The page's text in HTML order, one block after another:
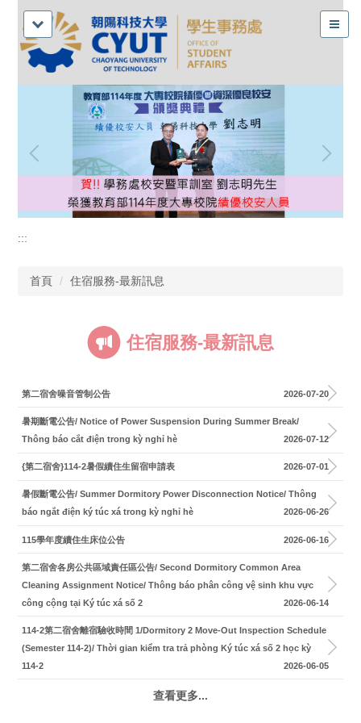
:::
首頁 住宿服務-最新訊息
住宿服務-最新訊息
第二宿舍噪音管制公告 2026-07-20
暑期斷電公告/ Notice of Power Suspension During Summer Break/
Thông báo cắt điện trong kỳ nghỉ hè
2026-07-12
{第二宿舍}114-2暑假續住生留宿申請表 2026-07-01
暑假斷電公告/ Summer Dormitory Power Disconnection Notice/ Thông
báo ngắt điện ký túc xá trong kỳ nghỉ hè
2026-06-26
115學年度續住生床位公告 2026-06-16
第二宿舍各房公共區域責任區公告/ Second Dormitory Common Area
Cleaning Assignment Notice/ Thông báo phân công vệ sinh khu vực
công cộng tại Ký túc xá số 2
2026-06-14
114-2第二宿舍離宿驗收時間 1/Dormitory 2 Move-Out Inspection Schedule
(Semester 114-2)/ Thời gian kiểm tra trả phòng Ký túc xá số 2 học kỳ
114-2
2026-06-05
查看更多...